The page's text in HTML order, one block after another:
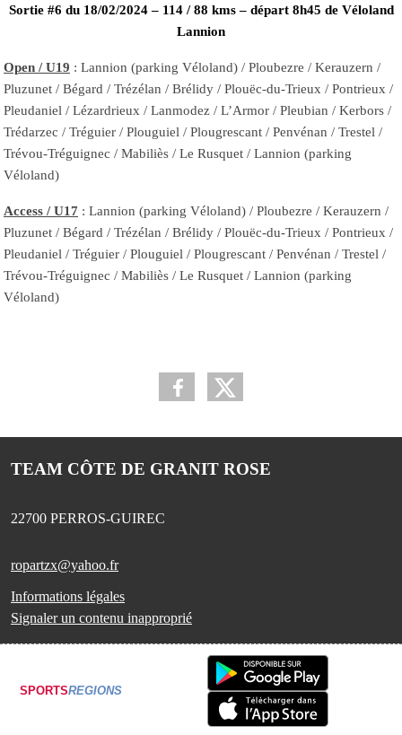
Sortie #6 du 18/02/2024 – 114 / 88 kms – départ 8h45 de Véloland
Lannion
Open / U19 : Lannion (parking Véloland) / Ploubezre / Kerauzern /
Pluzunet / Bégard / Trézélan / Brélidy / Plouëc-du-Trieux / Pontrieux /
Pleudaniel / Lézardrieux / Lanmodez / L’Armor / Pleubian / Kerbors /
Trédarzec / Tréguier / Plouguiel / Plougrescant / Penvénan / Trestel /
Trévou-Tréguignec / Mabiliès / Le Rusquet / Lannion (parking
Véloland)
Access / U17 : Lannion (parking Véloland) / Ploubezre / Kerauzern /
Pluzunet / Bégard / Trézélan / Brélidy / Plouëc-du-Trieux / Pontrieux /
Pleudaniel / Tréguier / Plouguiel / Plougrescant / Penvénan / Trestel /
Trévou-Tréguignec / Mabiliès / Le Rusquet / Lannion (parking
Véloland)
TEAM CÔTE DE GRANIT ROSE
22700 PERROS-GUIREC
ropartzx@yahoo.fr
Informations légales
Signaler un contenu inapproprié
SPORTSREGIONS